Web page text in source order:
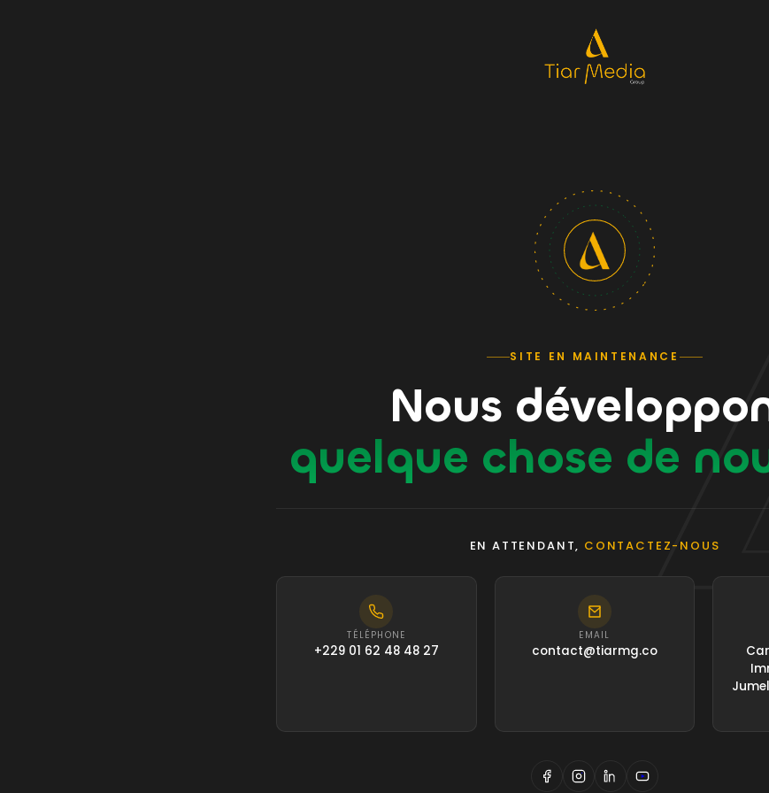
SITE EN MAINTENANCE
Nous
quelque chose de
EN ATTENDANT, CONTACTEZ-NOUS
TÉLÉPHONE
+229 01 62 48 48 27
EMAIL
contact@tiarmg.co